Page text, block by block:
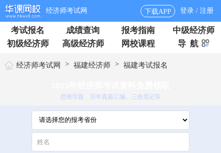
经济师考试网 下载APP 登录 / 注册
考试报名 成绩查询 报考指南
中级经济师
初级经济师
高级经济师 网校课程 导 航
经济师考试网 > 福建经济师 > 福建考试报名
思维导题、历年真题汇编、三色笔记等